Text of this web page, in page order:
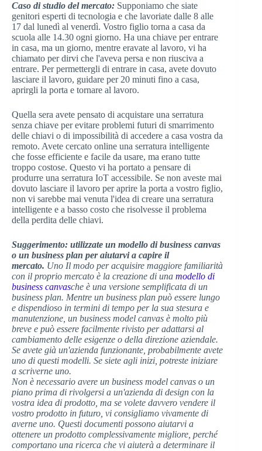
Caso di studio del mercato: Supponiamo che siate
genitori esperti di tecnologia e che lavoriate dalle 8 alle
17 dal lunedì al venerdì. Vostro figlio torna a casa da
scuola alle 14.30 ogni giorno. Ha una chiave per entrare
in casa, ma un giorno, mentre eravate al lavoro, vi ha
chiamato per dirvi che l'aveva persa e non riusciva a
entrare. Per permettergli di entrare in casa, avete dovuto
lasciare il lavoro, guidare per 20 minuti fino a casa,
aprirgli la porta e tornare al lavoro.
Quella sera avete pensato di acquistare una serratura
senza chiave per evitare problemi futuri di smarrimento
delle chiavi o di impossibilità di accedere a casa vostra da
remoto. Avete cercato online una serratura intelligente
che fosse efficiente e facile da usare, ma erano tutte
troppo costose. Questo vi ha portato a pensare di
produrre una serratura IoT accessibile. Se non aveste mai
dovuto lasciare il lavoro per aprire la porta a vostro figlio,
non vi sarebbe mai venuta l'idea di creare una serratura
intelligente e a basso costo che risolvesse il problema
della perdita delle chiavi.
Suggerimento: utilizzate un modello di business canvas
o un business plan per aiutarvi a capire il
mercato. Uno Il modo per acquisire maggiore familiarità
con il proprio mercato è la creazione di una modello di
business canvasche è una versione semplificata di un
business plan. Mentre un business plan può essere lungo
e dispendioso in termini di tempo per la sua stesura e
manutenzione, un business model canvas è molto più
breve e può essere facilmente rivisto per adattarsi al
cambiamento delle esigenze o della direzione aziendale.
Se avete già un'azienda funzionante, probabilmente avete
uno di questi modelli. Se siete agli inizi, potreste iniziare
a scriverne uno.
Non è necessario avere un business model canvas o un
piano prima di rivolgersi a un'azienda di design con la
vostra idea di prodotto, ma se volete davvero vendere il
vostro prodotto in futuro, vi consigliamo vivamente di
averne uno. Questi documenti possono aiutarvi a
ottenere un prodotto complessivamente migliore, perché
comportano una ricerca che vi aiuterà a determinare il